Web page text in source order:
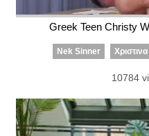
Greek Teen Christy
Nek Sinner
10784